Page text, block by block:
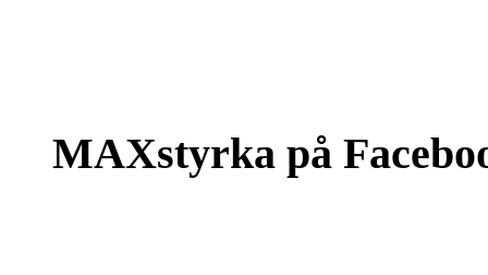
MAXstyrka på